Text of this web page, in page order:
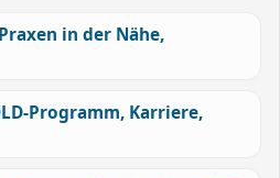
in der Nähe,
Programm, Karriere,